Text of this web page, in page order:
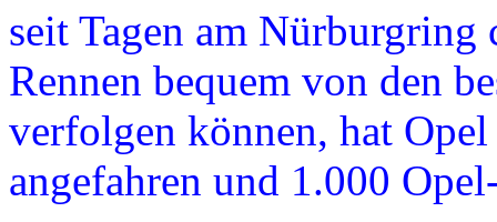
seit Tagen am Nürburgring
Rennen bequem von den
verfolgen können, hat
angefahren und 1.000